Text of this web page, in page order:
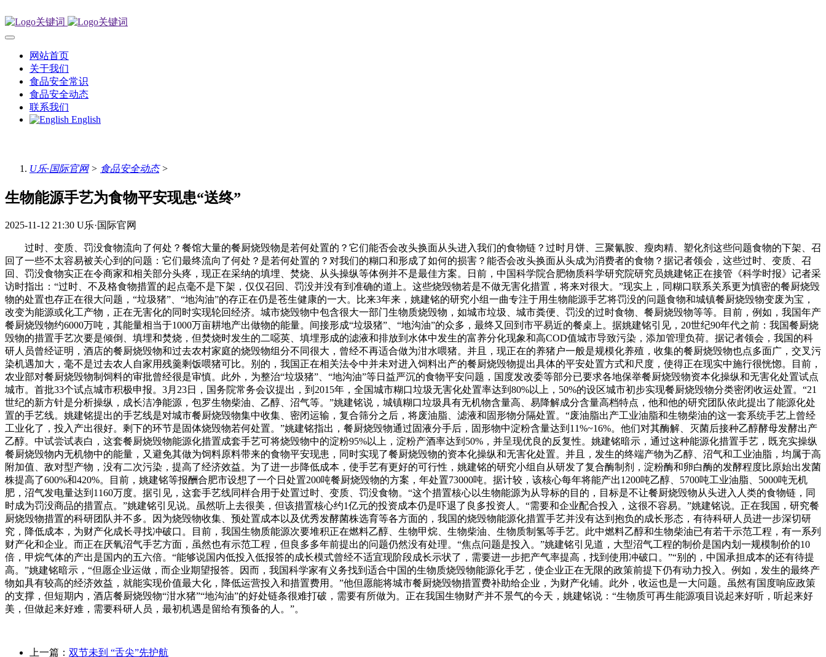
网站首页
关于我们
食品安全常识
食品安全动态
联系我们
English
U乐·国际官网> 食品安全动态>
生物能源手艺为食物平安现患“送终”
2025-11-12 21:30 U乐·国际官网
过时、变质、罚没食物流向了何处？餐馆大量的餐厨烧毁物是若何处置的？它们能否会改头换面从头进入我们的食物链？过时月饼、三聚氰胺、瘦肉精、塑化剂这些问题食物的下架、召
回了一些不太容易被关心到的问题：它们最终流向了何处？是若何处置的？对我们的糊口和形成了如何的损害？能否会改头换面从头成为消费者的食物？据记者领会，这些过时、变质、召
回、罚没食物实正在令商家和相关部分头疼，现正在采纳的填埋、焚烧、从头操纵等体例并不是最佳方案。日前，中国科学院合肥物质科学研究院研究员姚建铭正在接管《科学时报》记者采
访时指出：“过时、不及格食物措置的起点毫不是下架，仅仅召回、罚没并没有到准确的道上。这些烧毁物若是不做无害化措置，将来对很大。”现实上，同糊口联系关系更为慎密的餐厨烧毁
物的处置也存正在很大问题，“垃圾猪”、“地沟油”的存正在仍是苍生健康的一大。比来3年来，姚建铭的研究小组一曲专注于用生物能源手艺将罚没的问题食物和城镇餐厨烧毁物变废为宝，
改变为能源或化工产物，正在无害化的同时实现轮回经济。城市烧毁物中包含很大一部门生物质烧毁物，如城市垃圾、城市粪便、罚没的过时食物、餐厨烧毁物等等。目前，例如，我国年产
餐厨烧毁物约6000万吨，其能量相当于1000万亩耕地产出做物的能量。间接形成“垃圾猪”、“地沟油”的众多，最终又回到市平易近的餐桌上。据姚建铭引见，20世纪90年代之前：我国餐厨烧
毁物的措置手艺次要是倾倒、填埋和焚烧，但焚烧时发生的二噁英、填埋形成的滤液和排放到水体中发生的富养分化现象和高COD值城市导致污染，添加管理负荷。据记者领会，我国的科
研人员曾经证明，酒店的餐厨烧毁物和过去农村家庭的烧毁物组分不同很大，曾经不再适合做为泔水喂猪。并且，现正在的养猪户一般是规模化养殖，收集的餐厨烧毁物也点多面广，交叉污
染机遇加大，毫不是过去农人自家用残羹剩饭喂猪可比。别的，我国正在相关法令中并未对进入饲料出产的餐厨烧毁物提出具体的平安处置方式和尺度，使得正在现实中施行很恍惚。目前，
农业部对餐厨烧毁物制饲料的审批曾经很是审慎。此外，为整治“垃圾猪”、“地沟油”等日益严沉的食物平安问题，国度发改委等部分已要求各地保举餐厨烧毁物资本化操纵和无害化处置试点
城市。首批33个试点城市积极申报。3月23日，国务院常务会议提出，到2015年，全国城市糊口垃圾无害化处置率达到80%以上，50%的设区城市初步实现餐厨烧毁物分类密闭收运处置。“21
世纪的新方针是分析操纵，成长洁净能源，包罗生物柴油、乙醇、沼气等。”姚建铭说，城镇糊口垃圾具有无机物含量高、易降解成分含量高档特点，他和他的研究团队依此提出了能源化处
置的手艺线。姚建铭提出的手艺线是对城市餐厨烧毁物集中收集、密闭运输，复合筛分之后，将废油脂、滤液和固形物分隔处置。“废油脂出产工业油脂和生物柴油的这一套系统手艺上曾经
工业化了，投入产出很好。剩下的环节是固体烧毁物若何处置。”姚建铭指出，餐厨烧毁物通过固液分手后，固形物中淀粉含量达到11%~16%。他们对其酶解、灭菌后接种乙醇酵母发酵出产
乙醇。中试尝试表白，这套餐厨烧毁物能源化措置成套手艺可将烧毁物中的淀粉95%以上，淀粉产酒率达到50%，并呈现优良的反复性。姚建铭暗示，通过这种能源化措置手艺，既充实操纵
餐厨烧毁物内无机物中的能量，又避免其做为饲料原料带来的食物平安现患，同时实现了餐厨烧毁物的资本化操纵和无害化处置。并且，发生的终端产物为乙醇、沼气和工业油脂，均属于高
附加值、敌对型产物，没有二次污染，提高了经济效益。为了进一步降低成本，使手艺有更好的可行性，姚建铭的研究小组自从研发了复合酶制剂，淀粉酶和卵白酶的发酵程度比原始出发菌
株提高了600%和420%。目前，姚建铭等报酬合肥市设想了一个日处置200吨餐厨烧毁物的方案，年处置73000吨。据计较，该核心每年将能产出1200吨乙醇、5700吨工业油脂、5000吨无机
肥，沼气发电量达到1160万度。据引见，这套手艺线同样合用于处置过时、变质、罚没食物。“这个措置核心以生物能源为从导标的目的，目标是不让餐厨烧毁物从头进入人类的食物链，同
时成为罚没商品的措置点。”姚建铭引见说。虽然听上去很美，但该措置核心约1亿元的投资成本仍是吓退了良多投资人。“需要和企业配合投入，这很不容易。”姚建铭说。正在我国，研究餐
厨烧毁物措置的科研团队并不多。因为烧毁物收集、预处置成本以及优秀发酵菌株选育等各方面的，我国的烧毁物能源化措置手艺并没有达到抱负的成长形态，有待科研人员进一步深切研
究，降低成本，为财产化成长寻找冲破口。目前，我国生物质能源次要堆积正在燃料乙醇、生物甲烷、生物柴油、生物质制氢等手艺。此中燃料乙醇和生物柴油已有若干示范工程，有一系列
财产化和企业。而正在厌氧沼气手艺方面，虽然也有示范工程，但良多多年前提出的问题仍然没有处理。“焦点问题是投入。”姚建铭引见道，大型沼气工程的制价是国内划一规模制价的10
倍，甲烷气体的产出是国内的五六倍。“能够说国内低投入低报答的成长模式曾经不适宜现阶段成长示状了，需要进一步把产气率提高，找到使用冲破口。”“别的，中国承担成本的还有待提
高。”姚建铭暗示，“但愿企业运做，而企业期望报答。因而，我国科学家有义务找到适合中国的生物质烧毁物能源化手艺，使企业正在无限的政策前提下仍有动力投入。例如，发生的最终产
物如具有较高的经济效益，就能实现价值最大化，降低运营投入和措置费用。”他但愿能将城市餐厨烧毁物措置费补助给企业，为财产化铺。此外，收运也是一大问题。虽然有国度响应政策
的支撑，但短期内，酒店餐厨烧毁物“泔水猪”“地沟油”的好处链条很难打破，需要有所做为。正在我国生物财产并不景气的今天，姚建铭说：“生物质可再生能源项目说起来好听，听起来好
美，但做起来好难，需要科研人员，最初机遇是留给有预备的人。”。
上一篇： 双节未到 “舌尖”先护航